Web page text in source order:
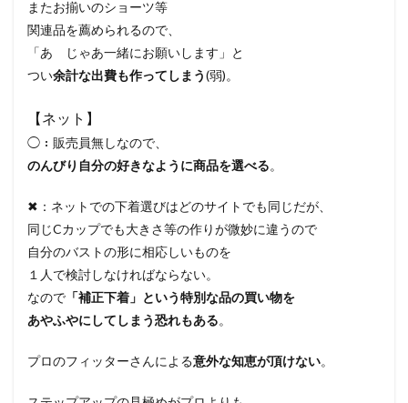
またお揃いのショーツ等
関連品を薦められるので、
「あ じゃあ一緒にお願いします」と
つい余計な出費も作ってしまう(弱)。
【ネット】
◯：販売員無しなので、
のんびり自分の好きなように商品を選べる。
✖：ネットでの下着選びはどのサイトでも同じだが、
同じCカップでも大きさ等の作りが微妙に違うので
自分のバストの形に相応しいものを
１人で検討しなければならない。
なので 「補正下着」という特別な品の買い物を
あやふやにしてしまう恐れもある。
プロのフィッターさんによる意外な知恵が頂けない。